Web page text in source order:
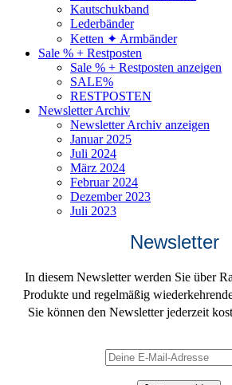
Kautschukband
Lederbänder
Ketten ✦ Armbänder
Sale % + Restposten
Sale % + Restposten anzeigen
SALE%
RESTPOSTEN
Newsletter Archiv
Newsletter Archiv anzeigen
Januar 2025
Juli 2024
März 2024
Februar 2024
Dezember 2023
Juli 2023
Newsletter
In diesem Newsletter werden Sie über
Produkte und regelmäßig
Sie können den Newsletter jederzeit